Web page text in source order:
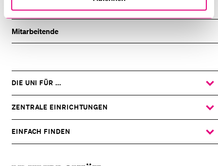
Theologische Ethik
Mitarbeitende
DIE UNI FÜR ...
ZEIGE
DAS
UNTERMENÜ
ZENTRALE EINRICHTUNGEN
ZEIGE
DAS
UNTERMENÜ
EINFACH FINDEN
ZEIGE
DAS